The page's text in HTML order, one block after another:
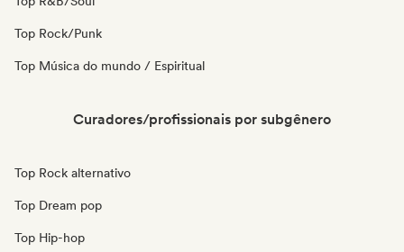
Top Rock/Punk
Top Música do mundo / Espiritual
Curadores/profissionais por subgênero
Top Rock alternativo
Top Dream pop
Top Hip-hop